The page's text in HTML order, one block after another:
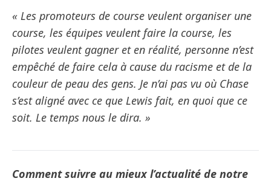
« Les promoteurs de course veulent organiser une
course, les équipes veulent faire la course, les
pilotes veulent gagner et en réalité, personne n’est
empêché de faire cela à cause du racisme et de la
couleur de peau des gens. Je n’ai pas vu où Chase
s’est aligné avec ce que Lewis fait, en quoi que ce
soit. Le temps nous le dira. »
Comment suivre au mieux l’actualité de notre